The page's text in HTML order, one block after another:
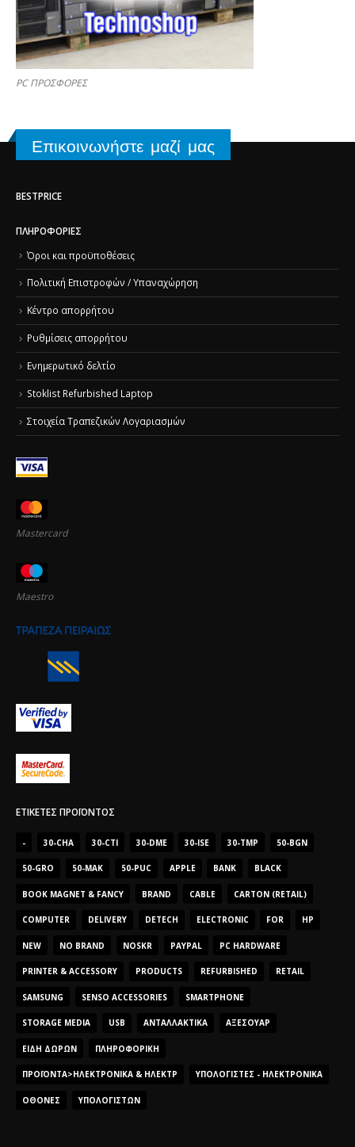
PC ΠΡΟΣΦΟΡΕΣ
Επικοινωνήστε μαζί μας
BESTPRICE
ΠΛΗΡΟΦΟΡΊΕΣ
Όροι και προϋποθέσεις
Πολιτική Επιστροφών / Υπαναχώρηση
Κέντρο απορρήτου
Ρυθμίσεις απορρήτου
Ενημερωτικό δελτίο
Stoklist Refurbished Laptop
Στοιχεία Τραπεζικών Λογαριασμών
Mastercard
Maestro
ΕΤΙΚΈΤΕΣ ΠΡΟΪΌΝΤΟΣ
- 30-CHA 30-CTI 30-DME 30-ISE 30-TMP 50-BGN
50-GRO 50-MAK 50-PUC APPLE BANK BLACK
BOOK MAGNET & FANCY BRAND CABLE CARTON (RETAIL)
COMPUTER DELIVERY DETECH ELECTRONIC FOR HP
NEW NO BRAND NOSKR PAYPAL PC HARDWARE
PRINTER & ACCESSORY PRODUCTS REFURBISHED RETAIL
SAMSUNG SENSO ACCESSORIES SMARTPHONE
STORAGE MEDIA USB ΑΝΤΑΛΛΑΚΤΙΚΆ ΑΞΕΣΟΥΆΡ
ΕΊΔΗ ΔΏΡΩΝ ΠΛΗΡΟΦΟΡΙΚΉ
ΠΡΟΪΌΝΤΑ>ΗΛΕΚΤΡΟΝΙΚΆ & ΗΛΕΚΤΡ ΥΠΟΛΟΓΙΣΤΈΣ - ΗΛΕΚΤΡΟΝΙΚΆ
ΟΘΌΝΕΣ ΥΠΟΛΟΓΙΣΤΏΝ